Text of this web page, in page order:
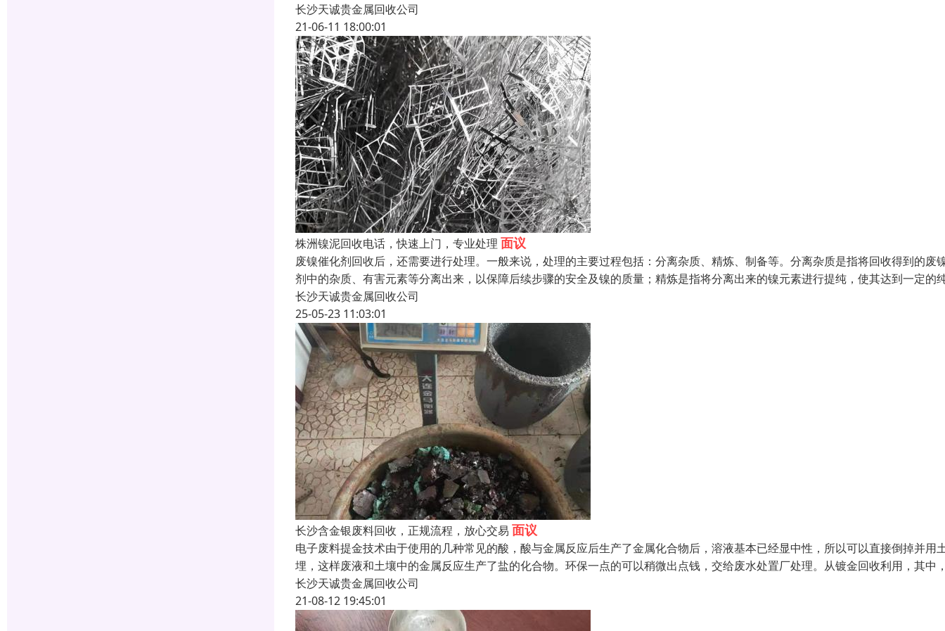
长沙天诚贵金属回收公司
21-06-11 18:00:01
株洲镍泥回收电话，快速上门，专业处理 面议
废镍催化剂回收后，还需要进行处理。一般来说，处理的主要过程包括：分离杂质、精炼、制备等。分离杂质是指将回收得到的废
剂中的杂质、有害元素等分离出来，以保障后续步骤的安全及镍的质量；精炼是指将分离出来的镍元素进行提纯，使其达到一定的
长沙天诚贵金属回收公司
25-05-23 11:03:01
长沙含金银废料回收，正规流程，放心交易 面议
电子废料提金技术由于使用的几种常见的酸，酸与金属反应后生产了金属化合物后，溶液基本已经显中性，所以可以直接倒掉并用
埋，这样废液和土壤中的金属反应生产了盐的化合物。环保一点的可以稍微出点钱，交给废水处置厂处理。从镀金回收利用，其中
长沙天诚贵金属回收公司
21-08-12 19:45:01